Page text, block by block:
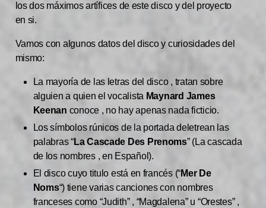
los dos máximos artífices de este disco y del proyecto
en si.
Vamos con algunos datos del disco y curiosidades del
mismo:
La mayoría de las letras del disco , tratan sobre
alguien a quien el vocalista Maynard James
Keenan conoce , no hay apenas nada ficticio.
Los símbolos rúnicos de la portada deletrean las
palabras “La Cascade Des Prenoms” (La cascada
de los nombres , en Español).
El disco cuyo titulo está en francés (“Mer De
Noms“) tiene varias canciones con nombres
franceses como “Judith” , “Magdalena” u “Orestes” ,